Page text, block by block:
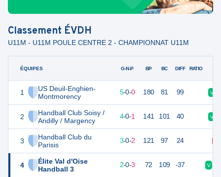
Classement ÉVDH
U11M - U11M POULE CENTRE 2 - CHAMPIONNAT U11M
ÉQUIPES
1
US Deuil-Enghien-
Montmorency
2
Handball Club Soisy /
Andilly / Margency
3
Handball Club du
Parisis
4
Élite Val d'Oise
Handball 3
G-N-P BP BC DIFF RATIO
15 5-0-0 180 81 99 V
13 4-0-1 141 101 40 V
11 3-0-2 121 97 24
2-0-3 72 109 -37 V